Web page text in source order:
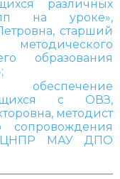
различных
на уроке»,
старший
образования
обеспечение
с ОВЗ,
методист
сопровождения
ЦНПР МАУ ДПО